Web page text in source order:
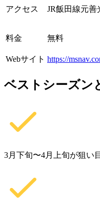
アクセス JR飯田線元善
料金 無料
Webサイト https://
ベストシーズン
3月下旬〜4月上旬が狙い